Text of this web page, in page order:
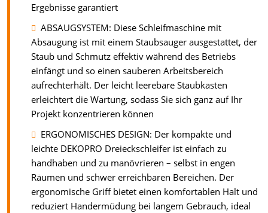
Ergebnisse garantiert
ABSAUGSYSTEM: Diese Schleifmaschine mit
Absaugung ist mit einem Staubsauger ausgestattet, der
Staub und Schmutz effektiv während des Betriebs
einfängt und so einen sauberen Arbeitsbereich
aufrechterhält. Der leicht leerebare Staubkasten
erleichtert die Wartung, sodass Sie sich ganz auf Ihr
Projekt konzentrieren können
ERGONOMISCHES DESIGN: Der kompakte und
leichte DEKOPRO Dreieckschleifer ist einfach zu
handhaben und zu manövrieren – selbst in engen
Räumen und schwer erreichbaren Bereichen. Der
ergonomische Griff bietet einen komfortablen Halt und
reduziert Handermüdung bei langem Gebrauch, ideal